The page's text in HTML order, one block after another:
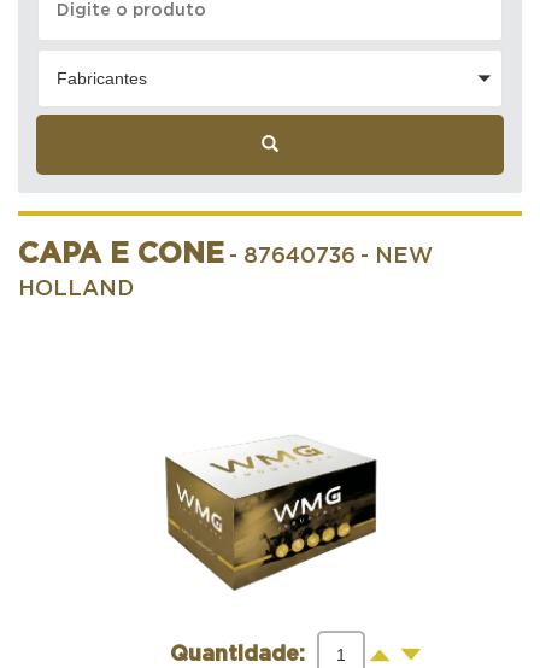
Fabricantes
CAPA E CONE - 87640736 - NEW
HOLLAND
Quantidade: + -